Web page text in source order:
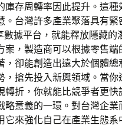
庫存周轉率因此提升。這
。台灣許多產業聚落具有
數據平台，就能釋放隱藏
案，製造商可以根據零售
，卻能創造出遠大於個體
，搶先投入新興領域。當你
轉折，你就能比競爭者更
略意義的一環。對台灣企
它來強化自己在產業生態系